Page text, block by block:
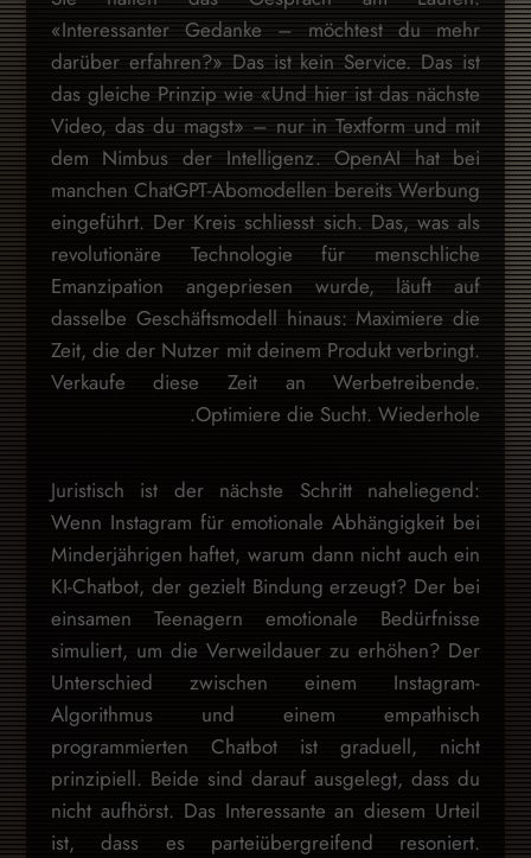
«Interessanter Gedanke – möchtest du mehr
darüber erfahren?» Das ist kein Service. Das ist
das gleiche Prinzip wie «Und hier ist das nächste
Video, das du magst» – nur in Textform und mit
dem Nimbus der Intelligenz. OpenAI hat bei
manchen ChatGPT-Abomodellen bereits Werbung
eingeführt. Der Kreis schliesst sich. Das, was als
revolutionäre Technologie für menschliche
Emanzipation angepriesen wurde, läuft auf
dasselbe Geschäftsmodell hinaus: Maximiere die
Zeit, die der Nutzer mit deinem Produkt verbringt.
Verkaufe diese Zeit an Werbetreibende.
Optimiere die Sucht. Wiederhole.
Juristisch ist der nächste Schritt naheliegend:
Wenn Instagram für emotionale Abhängigkeit bei
Minderjährigen haftet, warum dann nicht auch ein
KI-Chatbot, der gezielt Bindung erzeugt? Der bei
einsamen Teenagern emotionale Bedürfnisse
simuliert, um die Verweildauer zu erhöhen? Der
Unterschied zwischen einem Instagram-
Algorithmus und einem empathisch
programmierten Chatbot ist graduell, nicht
prinzipiell. Beide sind darauf ausgelegt, dass du
nicht aufhörst. Das Interessante an diesem Urteil
ist, dass es parteiübergreifend resoniert.